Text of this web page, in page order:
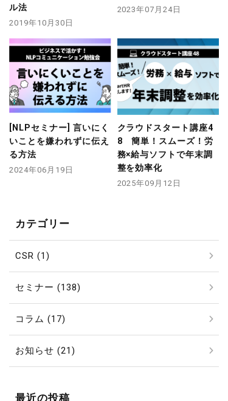
ル法
2019年10月30日
2023年07月24日
[NLPセミナー] 言いにく
いことを嫌われずに伝え
る方法
2024年06月19日
クラウドスタート講座4
8 簡単！スムーズ！労
務×給与ソフトで年末調
整を効率化
2025年09月12日
カテゴリー
CSR (1)
セミナー (138)
コラム (17)
お知らせ (21)
最近の投稿